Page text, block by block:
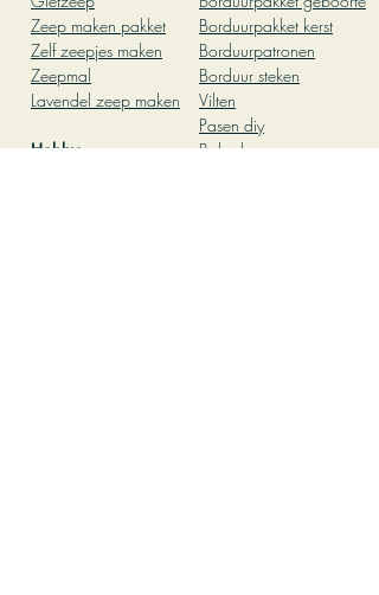
Zeep maken pakket
Zelf zeepjes maken
Zeepmal
Lavendel zeep maken
Hobby
Borduurpakket kerst
Borduurpatronen
Borduur steken
Vilten
Pasen diy
Babyshower